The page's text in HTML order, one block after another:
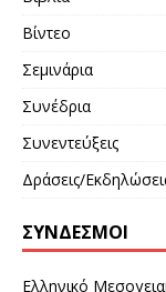
Βίντεο
Σεμινάρια
Συνέδρια
Συνεντεύξεις
Δράσεις/
ΣΎΝΔΕΣΜΟΙ
Ελληνικό